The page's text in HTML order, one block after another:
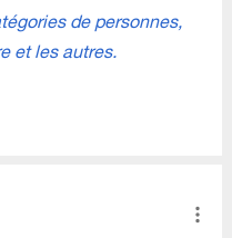
de personnes,
et les autres.